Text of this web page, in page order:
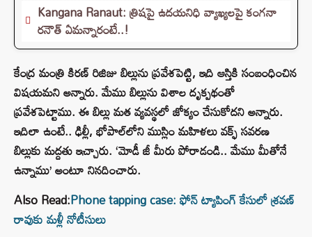
Kangana Ranaut: త్రిషపై ఉదయనిధి వ్యాఖ్యలపై కంగనా
రనౌత్ ఏమన్నారంటే..!
కేంద్ర మంత్రి కిరణ్ రిజిజు బిల్లును ప్రవేశపెట్టి, ఇది ఆస్తికి సంబంధించిన
విషయమని అన్నారు. మేము బిల్లును విశాల దృక్పథంతో
ప్రవేశపెట్టాము. ఈ బిల్లు మత వ్యవస్థలో జోక్యం చేసుకోదని అన్నారు.
ఇదిలా ఉంటే.. ఢిల్లీ, భోపాల్‌లోని ముస్లిం మహిళలు వక్ఫ్ సవరణ
బిల్లుకు మద్దతు ఇచ్చారు. ‘మోడీ జీ మీరు పోరాడండి.. మేము మీతోనే
ఉన్నాము’ అంటూ నినదించారు.
Also Read:Phone tapping case: ఫోన్ ట్యాపింగ్ కేసులో శ్రవణ్
రావుకు మళ్లీ నోటీసులు